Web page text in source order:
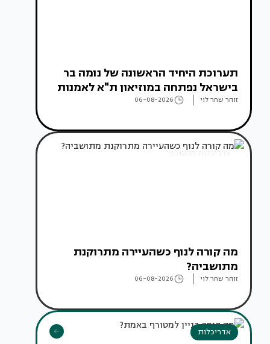
תערוכת היחיד הראשונה של נומה בר
בישראל נפתחה במוזיאון ת"א לאמנות
זוהר שחר לוי 06-08-2026
אדריכלות מהעולם
מה קורה לנוף כשהעיירה מתרוקנת
מתושביה?
זוהר שחר לוי 06-08-2026
אדריכלות